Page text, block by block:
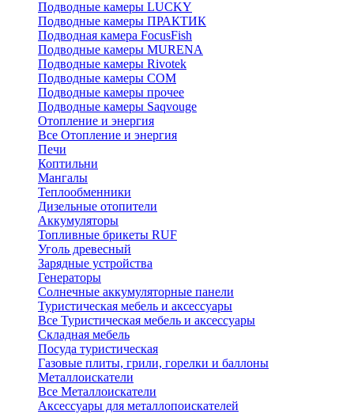
Подводные камеры LUCKY
Подводные камеры ПРАКТИК
Подводная камера FocusFish
Подводные камеры MURENA
Подводные камеры Rivotek
Подводные камеры СОМ
Подводные камеры прочее
Подводные камеры Saqvouge
Отопление и энергия
Все Отопление и энергия
Печи
Коптильни
Мангалы
Теплообменники
Дизельные отопители
Аккумуляторы
Топливные брикеты RUF
Уголь древесный
Зарядные устройства
Генераторы
Солнечные аккумуляторные панели
Туристическая мебель и аксессуары
Все Туристическая мебель и аксессуары
Складная мебель
Посуда туристическая
Газовые плиты, грили, горелки и баллоны
Металлоискатели
Все Металлоискатели
Аксессуары для металлопоискателей